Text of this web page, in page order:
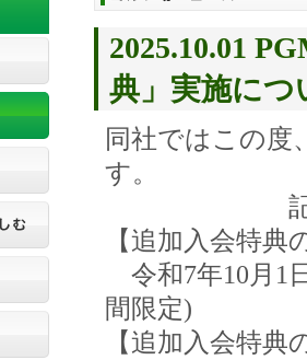
2025.10.01
典」実施につ
同社ではこの度
す。
【追加入会特典
令和7年10月1
間限定)
【追加入会特典